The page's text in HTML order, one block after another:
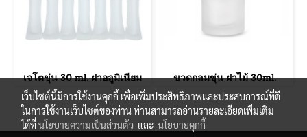
เจโตขุ่น 30 ml. ฝาอลูมิเนียม ขวดกลมขุ่น ฝาไม้ 30ml.
เว็บไซต์นี้มีการใช้งานคุกกี้ เพื่อเพิ่มประสิทธิภาพและประสบการณ์ที่ดี
ในการใช้งานเว็บไซต์ของท่าน ท่านสามารถอ่านรายละเอียดเพิ่มเติม
ได้ที่นโยบายความเป็นส่วนตัว และ นโยบายคุกกี้